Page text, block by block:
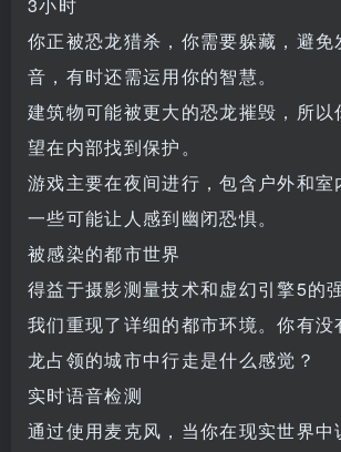
3小时
你正被恐龙猎杀，你需要躲藏，避免
音，有时还需运用你的智慧。
建筑物可能被更大的恐龙摧毁，所以
望在内部找到保护。
游戏主要在夜间进行，包含户外和室
一些可能让人感到幽闭恐惧。
被感染的都市世界
得益于摄影测量技术和虚幻引擎5的
我们重现了详细的都市环境。你有没
龙占领的城市中行走是什么感觉？
实时语音检测
通过使用麦克风，当你在现实世界中